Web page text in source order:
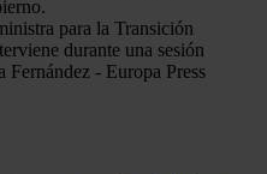
para la Transición
durante una sesión
Fernández - Europa Press